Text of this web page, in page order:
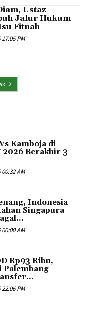
Ustaz
Jalur Hukum
Fitnah
PM
Kamboja di
2026 Berakhir 3-
AM
Indonesia
Singapura
AM
Rp93 Ribu,
Palembang
PM